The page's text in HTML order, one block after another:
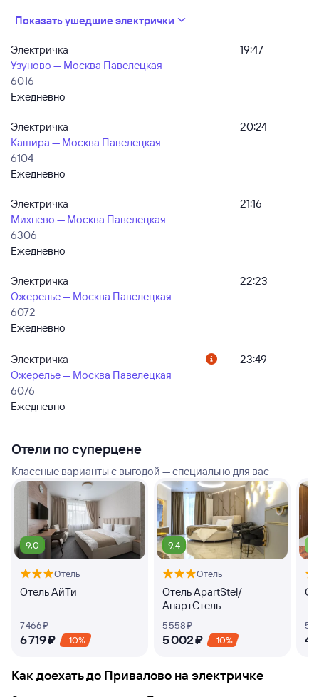
Показать ушедшие электрички
Электричка
Узуново — Москва Павелецкая
6016
Ежедневно
19:47
Электричка
Кашира — Москва Павелецкая
6104
Ежедневно
20:24
Электричка
Михнево — Москва Павелецкая
6306
Ежедневно
21:16
Электричка
Ожерелье — Москва Павелецкая
6072
Ежедневно
22:23
Электричка
Ожерелье — Москва Павелецкая
6076
Ежедневно
23:49
Отели по суперцене
Классные варианты с выгодой — специально для вас
9,0
Отель
Отель АйТи
7 ⁠466 ⁠₽
6 ⁠719 ⁠₽ -10%
9,4
Отель
Отель ApartStel/
АпартСтель
5 ⁠558 ⁠₽
5 ⁠002 ⁠₽ -10%
5
4
Как доехать до Привалово на электричке